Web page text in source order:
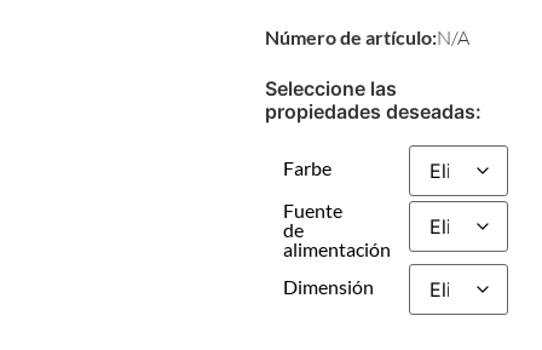
Número de artículo:N/A
Seleccione las
propiedades deseadas:
Farbe
Fuente
de
alimentación
Dimensión